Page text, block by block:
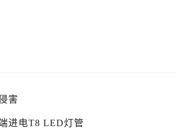
害
进电T8 LED灯管